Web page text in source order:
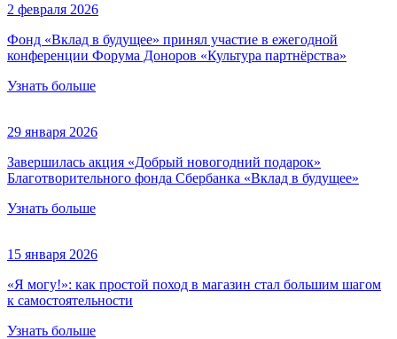
2 февраля 2026
Фонд «Вклад в будущее» принял участие в ежегодной
конференции Форума Доноров «Культура партнёрства»
Узнать больше
29 января 2026
Завершилась акция «Добрый новогодний подарок»
Благотворительного фонда Сбербанка «Вклад в будущее»
Узнать больше
15 января 2026
«Я могу!»: как простой поход в магазин стал большим шагом
к самостоятельности
Узнать больше